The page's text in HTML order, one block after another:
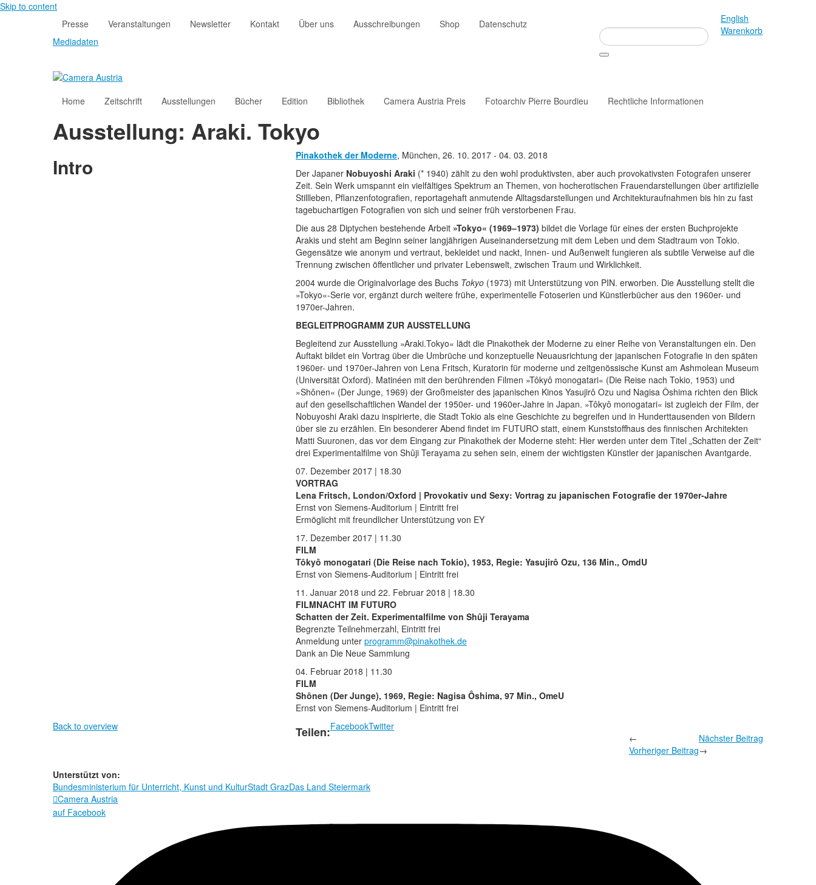
Skip to content
Presse
Veranstaltungen Newsletter Kontakt Über uns Ausschreibungen Shop
Datenschutz
Mediadaten
English
Warenkorb
Home Zeitschrift Ausstellungen Bücher Edition Bibliothek Camera Austria Preis Fotoarchiv Pierre Bourdieu Rechtliche Informationen
Ausstellung: Araki. Tokyo
Intro Pinakothek der Moderne, München, 26. 10. 2017 ‐ 04. 03. 2018
Der Japaner Nobuyoshi Araki (* 1940) zählt zu den wohl produktivsten, aber auch provokativsten Fotografen unserer
Zeit. Sein Werk umspannt ein vielfältiges Spektrum an Themen, von hocherotischen Frauendarstellungen über artifizielle
Stillleben, Pflanzenfotografien, reportagehaft anmutende Alltagsdarstellungen und Architekturaufnahmen bis hin zu fast
tagebuchartigen Fotografien von sich und seiner früh verstorbenen Frau.
Die aus 28 Diptychen bestehende Arbeit »Tokyo« (1969–1973) bildet die Vorlage für eines der ersten Buchprojekte
Arakis und steht am Beginn seiner langjährigen Auseinandersetzung mit dem Leben und dem Stadtraum von Tokio.
Gegensätze wie anonym und vertraut, bekleidet und nackt, Innen- und Außenwelt fungieren als subtile Verweise auf die
Trennung zwischen öffentlicher und privater Lebenswelt, zwischen Traum und Wirklichkeit.
2004 wurde die Originalvorlage des Buchs Tokyo (1973) mit Unterstützung von PIN. erworben. Die Ausstellung stellt die
»Tokyo«-Serie vor, ergänzt durch weitere frühe, experimentelle Fotoserien und Künstlerbücher aus den 1960er- und
1970er-Jahren.
BEGLEITPROGRAMM ZUR AUSSTELLUNG
Begleitend zur Ausstellung »Araki.Tokyo« lädt die Pinakothek der Moderne zu einer Reihe von Veranstaltungen ein. Den
Auftakt bildet ein Vortrag über die Umbrüche und konzeptuelle Neuausrichtung der japanischen Fotografie in den späten
1960er- und 1970er-Jahren von Lena Fritsch, Kuratorin für moderne und zeitgenössische Kunst am Ashmolean Museum
(Universität Oxford). Matinéen mit den berührenden Filmen »Tôkyô monogatari« (Die Reise nach Tokio, 1953) und
»Shônen« (Der Junge, 1969) der Großmeister des japanischen Kinos Yasujirô Ozu und Nagisa Ôshima richten den Blick
auf den gesellschaftlichen Wandel der 1950er- und 1960er-Jahre in Japan. »Tôkyô monogatari« ist zugleich der Film, der
Nobuyoshi Araki dazu inspirierte, die Stadt Tokio als eine Geschichte zu begreifen und in Hunderttausenden von Bildern
über sie zu erzählen. Ein besonderer Abend findet im FUTURO statt, einem Kunststoffhaus des finnischen Architekten
Matti Suuronen, das vor dem Eingang zur Pinakothek der Moderne steht: Hier werden unter dem Titel „Schatten der Zeit“
drei Experimentalfilme von Shûji Terayama zu sehen sein, einem der wichtigsten Künstler der japanischen Avantgarde.
07. Dezember 2017 | 18.30
VORTRAG
Lena Fritsch, London/Oxford | Provokativ und Sexy: Vortrag zu japanischen Fotografie der 1970er-Jahre
Ernst von Siemens-Auditorium | Eintritt frei
Ermöglicht mit freundlicher Unterstützung von EY
17. Dezember 2017 | 11.30
FILM
Tôkyô monogatari (Die Reise nach Tokio), 1953, Regie: Yasujirô Ozu, 136 Min., OmdU
Ernst von Siemens-Auditorium | Eintritt frei
11. Januar 2018 und 22. Februar 2018 | 18.30
FILMNACHT IM FUTURO
Schatten der Zeit. Experimentalfilme von Shûji Terayama
Begrenzte Teilnehmerzahl, Eintritt frei
Anmeldung unter programm@pinakothek.de
Dank an Die Neue Sammlung
04. Februar 2018 | 11.30
FILM
Shônen (Der Junge), 1969, Regie: Nagisa Ôshima, 97 Min., OmeU
Ernst von Siemens-Auditorium | Eintritt frei
Back to overview
Teilen:FacebookTwitter
←
Vorheriger Beitrag
Nächster Beitrag
→
Unterstützt von:
Bundesministerium für Unterricht, Kunst und KulturStadt GrazDas Land Steiermark
Camera Austria
auf Facebook